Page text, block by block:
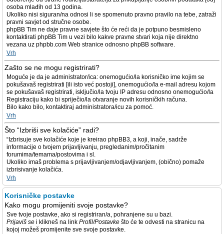
osoba mlađih od 13 godina.
Ukoliko nisi siguran/na odnosi li se spomenuto pravno pravilo na tebe, zatraži
pravni savjet od stručne osobe.
phpBB Tim ne daje pravne savjete što će reći da je potpuno besmisleno
kontaktirati phpBB Tim u vezi bilo kakve pravne stvari koja nije direktno
vezana uz phpbb.com Web stranice odnosno phpBB software.
Vrh
Zašto se ne mogu registrirati?
Moguće je da je administrator/ica: onemogućio/la korisničko ime kojim se
pokušavaš registrirati [ili isto već postoji], onemogućio/la e-mail adresu kojom
se pokušavaš registrirati, isključio/la tvoju IP adresu odnosno onemogućio/la
Registraciju kako bi spriječio/la otvaranje novih korisničkih računa.
Bilo kako bilo, kontaktiraj administratora/icu za pomoć.
Vrh
Što “Izbriši sve kolačiće” radi?
“Izbrisuje sve kolačiće koje je kreirao phpBB3, a koji, inače, sadrže
informacije o tvojem prijavljivanju, pregledanim/pročitanim
forumima/temama/postovima i sl.
Ukoliko imaš problema s prijavljivanjem/odjavljivanjem, (obično) pomaže
izbrisivanje kolačića.
Vrh
Korisničke postavke
Kako mogu promijeniti svoje postavke?
Sve tvoje postavke, ako si registriran/a, pohranjene su u bazi.
Prijaviš se i klikneš na link Profil/Postavke što će te odvesti na stranicu na
kojoj možeš promijenite sve svoje postavke.